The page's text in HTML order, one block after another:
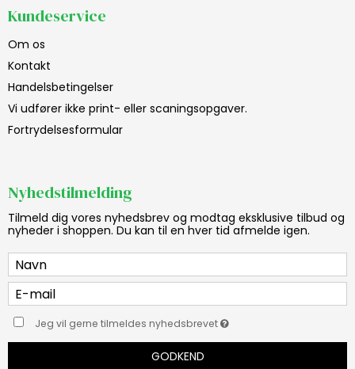
Kundeservice
Om os
Kontakt
Handelsbetingelser
Vi udfører ikke print- eller scaningsopgaver.
Fortrydelsesformular
Nyhedstilmelding
Tilmeld dig vores nyhedsbrev og modtag eksklusive tilbud og
nyheder i shoppen. Du kan til en hver tid afmelde igen.
Jeg vil gerne tilmeldes nyhedsbrevet
GODKEND